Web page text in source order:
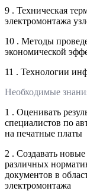
9 . Техническая
электромонтажа
10 . Методы
экономической
11 . Технологии
Необходимые
1 . Оценивать
специалистов по
на печатные платы
2 . Создавать
различных
документов в
электромонтажа